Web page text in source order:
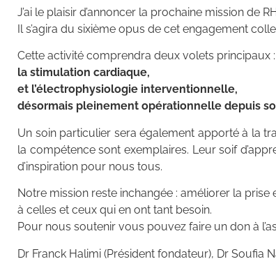
J’ai le plaisir d’annoncer la prochaine mission de
Il s’agira du sixième opus de cet engagement
Cette activité comprendra deux volets principaux :
la stimulation cardiaque,
et l’électrophysiologie interventionnelle,
désormais pleinement opérationnelle depuis
Un soin particulier sera également apporté à la
la compétence sont exemplaires. Leur soif
d’inspiration pour nous tous.
Notre mission reste inchangée : améliorer la
à celles et ceux qui en ont tant besoin.
Pour nous soutenir vous pouvez faire un don à
Dr Franck Halimi (Président fondateur), Dr Soufia